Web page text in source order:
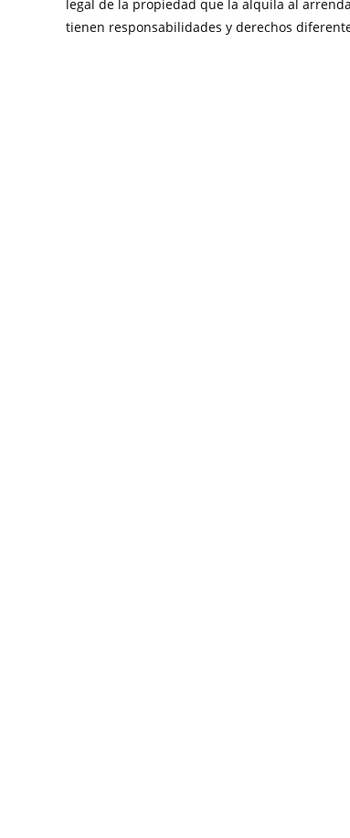
legal de la propiedad que la alquila al
tienen responsabilidades y derechos